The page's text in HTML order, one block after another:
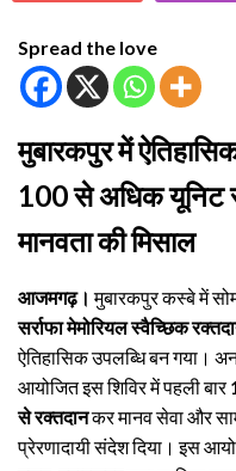
Spread the love
मुबारकपुर में
100 से अधिक यूनिट
मानवता की मिसाल
आजमगढ़। मुबारकपुर कस्बे में
सर्राफा मेमोरियल स्वैच्छिक
ऐतिहासिक उपलब्धि बन गया।
आयोजित इस शिविर में पहली बार
से रक्तदानकर मानव सेवा और
प्रेरणादायी संदेश दिया। इस